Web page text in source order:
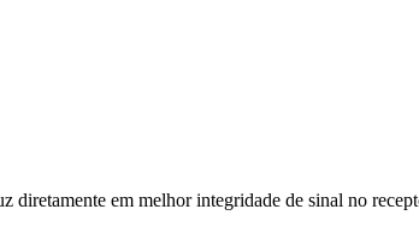
em melhor integridade de sinal no